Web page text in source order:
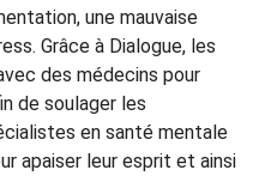
une mauvaise
Grâce à Dialogue, les
des médecins pour
de soulager les
en santé mentale
apaiser leur esprit et ainsi